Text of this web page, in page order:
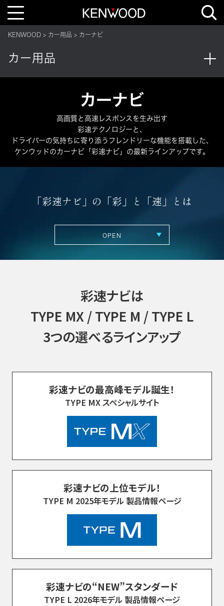
T
l
a
g
KENWOOD カー用品 カーナビ
カー用品
カーナビ
高画質と高速レスポンスを生み出す
彩速テクノロジーと、
ドライバーの気持ちに寄り添うフレンドリーな機能を搭載した、
ケンウッドのカーナビ「彩速ナビ」の最新ラインアップです。
史上最高画質
圧倒的にきれい!
地デジもスマートフォンの動画も
「彩速ナビ」の「彩」と「速」とは
OPEN
彩速ナビは
TYPE MX / TYPE M / TYPE L
3つの選べるラインアップ
彩速ナビの最高峰モデル誕生！
TYPE MX スペシャルサイト
彩速ナビの上位モデル！
TYPE M 2025年モデル 製品情報ページ
彩速ナビの“NEW”スタンダード
TYPE L 2026年モデル 製品情報ページ